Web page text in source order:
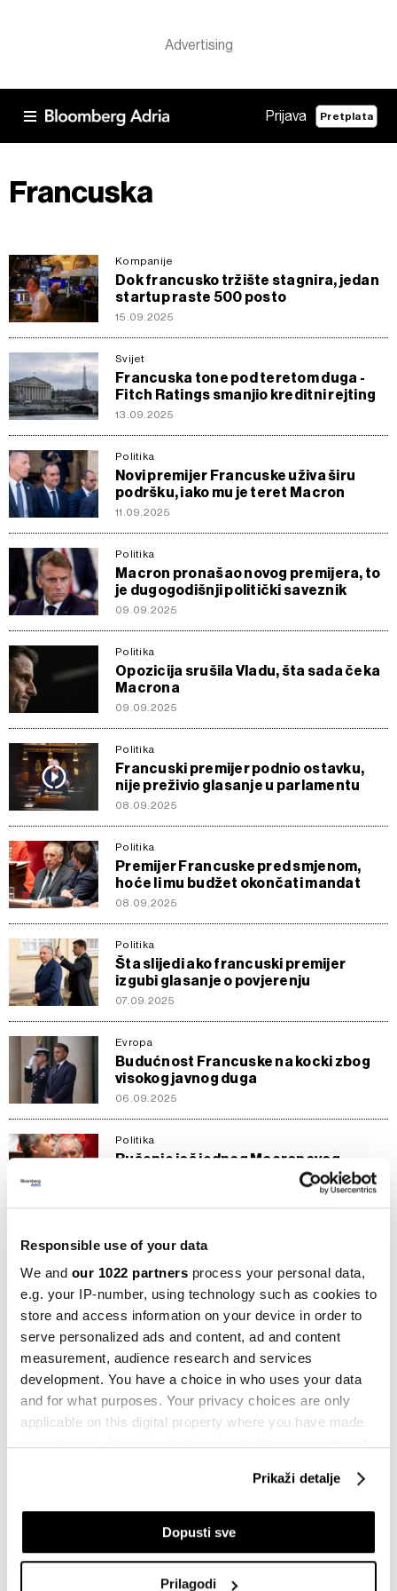
Responsible use of your data
We and our 1022 partners process your personal data,
e.g. your IP-number, using technology such as cookies to
store and access information on your device in order to
serve personalized ads and content, ad and content
measurement, audience research and services
development. You have a choice in who uses your data
and for what purposes. Your privacy choices are only
applicable on this digital property where you have made
If you allow, we would also like to:
Collect information about your geographical
Prikaži detalje
Dopusti sve
Prilagodi
Prijava Pretplata
Francuska
Kompanije
Dok francusko tržište stagnira, jedan
startup raste 500 posto
15.09.2025
Svijet
Francuska tone pod teretom duga -
Fitch Ratings smanjio kreditni rejting
13.09.2025
Politika
Novi premijer Francuske uživa širu
podršku, iako mu je teret Macron
11.09.2025
Politika
Macron pronašao novog premijera, to
je dugogodišnji politički saveznik
09.09.2025
Politika
Opozicija srušila Vladu, šta sada čeka
Macrona
09.09.2025
Politika
Francuski premijer podnio ostavku,
nije preživio glasanje u parlamentu
08.09.2025
Politika
Premijer Francuske pred smjenom,
hoće li mu budžet okončati mandat
08.09.2025
Politika
Šta slijedi ako francuski premijer
izgubi glasanje o povjerenju
07.09.2025
Evropa
Budućnost Francuske na kocki zbog
visokog javnog duga
06.09.2025
Politika
Rušenje još jednog Macronovog
Politika
Hoće li pasti vlada u Francuskoj
26.08.2025
Komentar
Zarada dobra, a bogatstvo nedostižno
Inspiracija
Mali užitak u pariškom supermarketu -
scenarija
22.07.2025